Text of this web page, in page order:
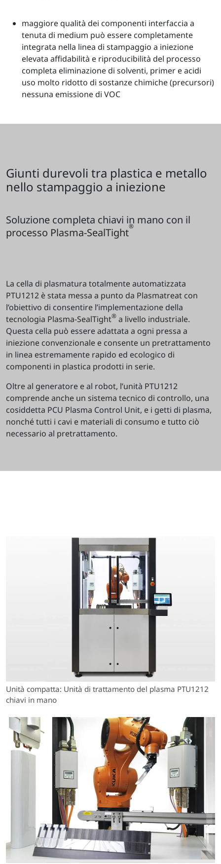
maggiore qualità dei componenti interfaccia a
tenuta di medium può essere completamente
integrata nella linea di stampaggio a iniezione
elevata affidabilità e riproducibilità del processo
completa eliminazione di solventi, primer e acidi
uso molto ridotto di sostanze chimiche (precursori)
nessuna emissione di VOC
Giunti durevoli tra plastica e metallo
nello stampaggio a iniezione
Soluzione completa chiavi in mano con il
processo Plasma-SealTight®
La cella di plasmatura totalmente automatizzata
PTU1212 è stata messa a punto da Plasmatreat con
l’obiettivo di consentire l’implementazione della
tecnologia Plasma-SealTight® a livello industriale.
Questa cella può essere adattata a ogni pressa a
iniezione convenzionale e consente un pretrattamento
in linea estremamente rapido ed ecologico di
componenti in plastica prodotti in serie.
Oltre al generatore e al robot, l’unità PTU1212
comprende anche un sistema tecnico di controllo, una
cosiddetta PCU Plasma Control Unit, e i getti di plasma,
nonché tutti i cavi e materiali di consumo e tutto ciò
necessario al pretrattamento.
Unità compatta: Unità di trattamento del plasma PTU1212
chiavi in mano